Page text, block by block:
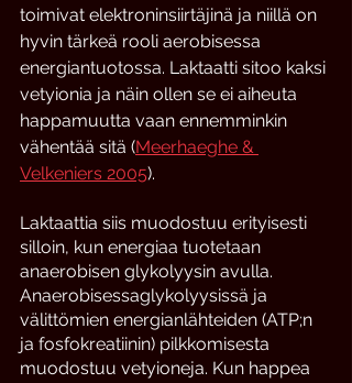
toimivat elektroninsiirtäjinä ja niillä on
hyvin tärkeä rooli aerobisessa
energiantuotossa. Laktaatti sitoo kaksi
vetyionia ja näin ollen se ei aiheuta
happamuutta vaan ennemminkin
vähentää sitä (Meerhaeghe &
Velkeniers 2005).
Laktaattia siis muodostuu erityisesti
silloin, kun energiaa tuotetaan
anaerobisen glykolyysin avulla.
Anaerobisessaglykolyysissä ja
välittömien energianlähteiden (ATP;n
ja fosfokreatiinin) pilkkomisesta
muodostuu vetyioneja. Kun happea